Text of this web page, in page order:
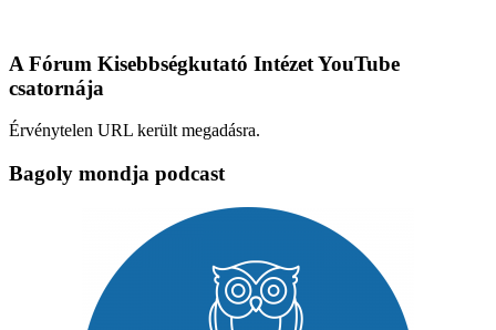
A Fórum Kisebbségkutató Intézet YouTube
csatornája
Érvénytelen URL került megadásra.
Bagoly mondja podcast